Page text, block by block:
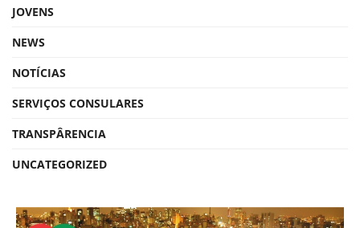
JOVENS
NEWS
NOTÍCIAS
SERVIÇOS CONSULARES
TRANSPÂRENCIA
UNCATEGORIZED